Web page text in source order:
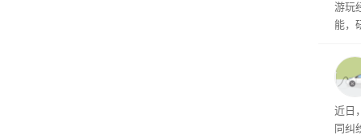
游玩
能，
训练
近日
同纠